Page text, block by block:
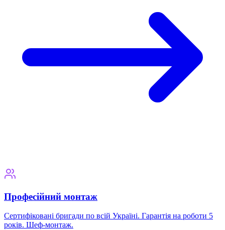
Професійний монтаж
Сертифіковані бригади по всій Україні. Гарантія на роботи 5
років. Шеф-монтаж.